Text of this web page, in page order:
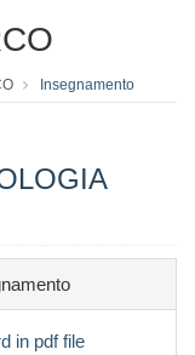
Insegnamento
in pdf file